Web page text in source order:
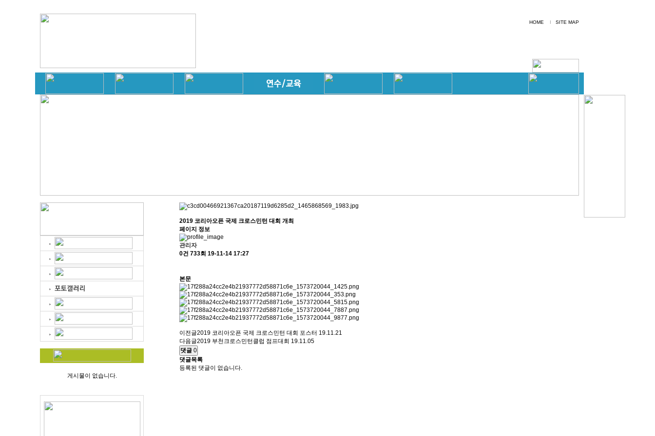
HOME I SITE MAP
게시물이 없습니다.
2019 코리아오픈 국제 크로스민턴 대회 개최
페이지 정보
관리자
0건 733회 19-11-14 17:27
본문
이전글2019 코리아오픈 국제 크로스민턴 대회 포스터 19.11.21
다음글2019 부천크로스민턴클럽 점프대회 19.11.05
댓글 0
댓글목록
등록된 댓글이 없습니다.